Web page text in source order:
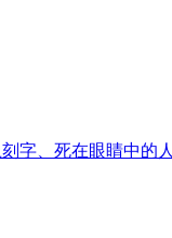
字、死在眼睛中的人